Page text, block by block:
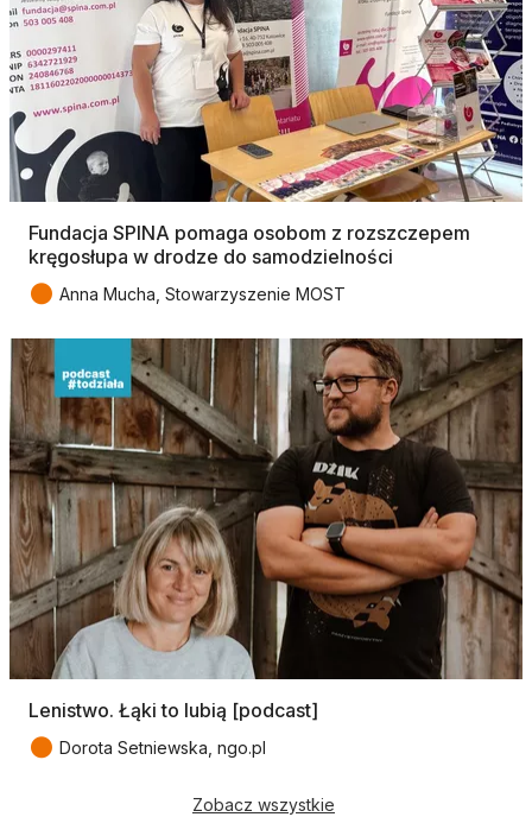
Fundacja SPINA pomaga osobom z rozszczepem
kręgosłupa w drodze do samodzielności
● Anna Mucha, Stowarzyszenie MOST
Lenistwo. Łąki to lubią [podcast]
● Dorota Setniewska, ngo.pl
Zobacz wszystkie